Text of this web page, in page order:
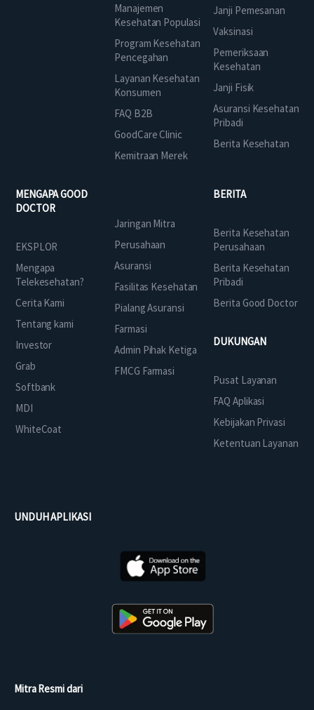
Manajemen
Kesehatan Populasi
Program Kesehatan
Pencegahan
Layanan Kesehatan
Konsumen
FAQ B2B
GoodCare Clinic
Kemitraan Merek
Janji Pemesanan
Vaksinasi
Pemeriksaan
Kesehatan
Janji Fisik
Asuransi Kesehatan
Pribadi
Berita Kesehatan
MENGAPA GOOD
DOCTOR
EKSPLOR
Mengapa
Telekesehatan?
Cerita Kami
Tentang kami
Investor
Grab
Softbank
MDI
WhiteCoat
Jaringan Mitra
Perusahaan
Asuransi
Fasilitas Kesehatan
Pialang Asuransi
Farmasi
Admin Pihak Ketiga
FMCG Farmasi
BERITA
Berita Kesehatan
Perusahaan
Berita Kesehatan
Pribadi
Berita Good Doctor
DUKUNGAN
Pusat Layanan
FAQ Aplikasi
Kebijakan Privasi
Ketentuan Layanan
UNDUH APLIKASI
Mitra Resmi dari